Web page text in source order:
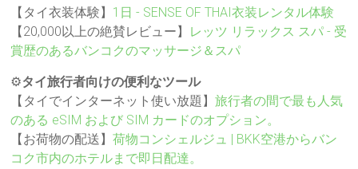
【タイ衣装体験】 1日 - SENSE OF THAI衣装レンタル体験
【20,000以上の絶賛レビュー】 レッツ リラックス スパ - 受
賞歴のあるバンコクのマッサージ＆スパ
⚙️タイ旅行者向けの便利なツール
【タイでインターネット使い放題】旅行者の間で最も人気
のある eSIM および SIM カードのオプション。
【お荷物の配送】荷物コンシェルジュ | BKK空港からバン
コク市内のホテルまで即日配達。